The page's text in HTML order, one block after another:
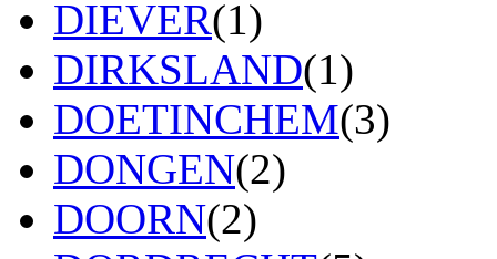
DIEVER(1)
DIRKSLAND(1)
DOETINCHEM(3)
DONGEN(2)
DOORN(2)